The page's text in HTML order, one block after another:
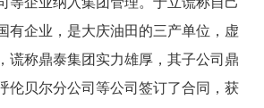
有企业，是大庆油田的三产单位，虚
谎称鼎泰集团实力雄厚，其子公司鼎
伦贝尔分公司等公司签订了合同，获